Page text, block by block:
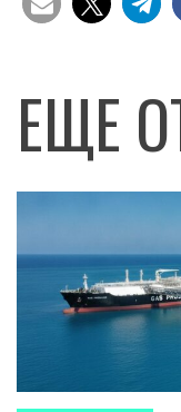
ЕЩЕ